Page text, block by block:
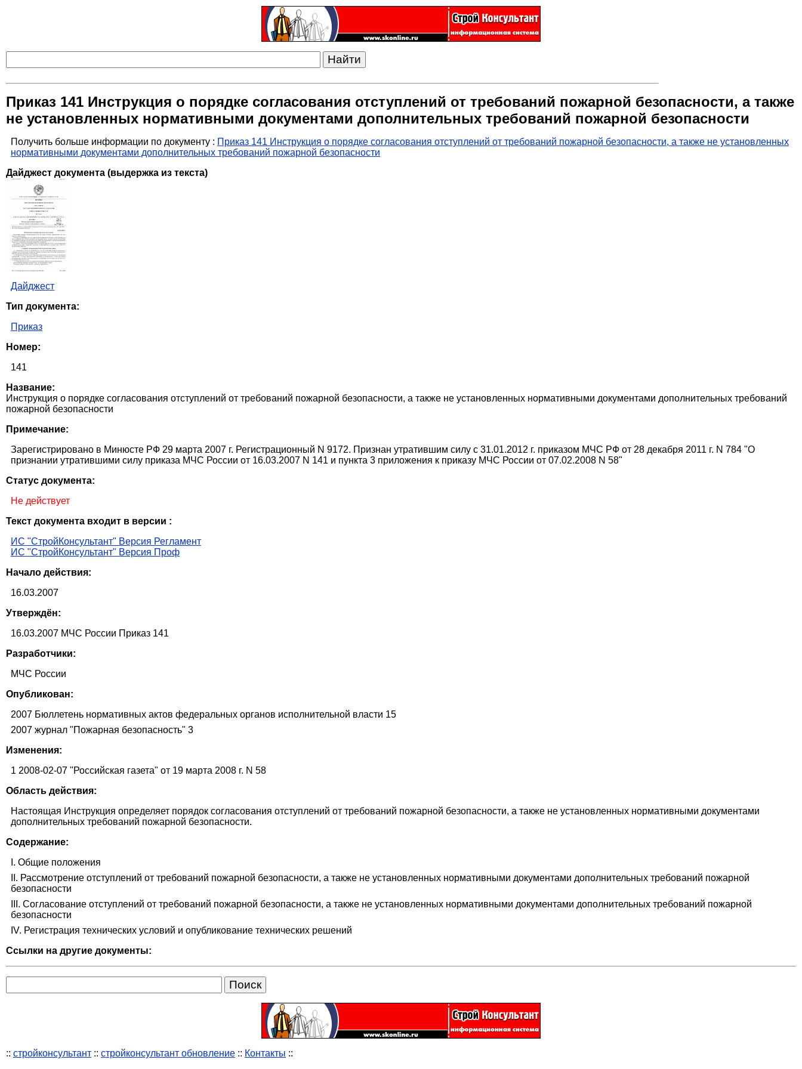
Приказ 141 Инструкция о порядке согласования отступлений от требований пожарной безопасности, а также
не установленных нормативными документами дополнительных требований пожарной безопасности
Получить больше информации по документу : Приказ 141 Инструкция о порядке согласования отступлений от требований пожарной безопасности, а также не установленных
нормативными документами дополнительных требований пожарной безопасности
Дайджест документа (выдержка из текста)
Дайджест
Тип документа:
Приказ
Номер:
141
Название:
Инструкция о порядке согласования отступлений от требований пожарной безопасности, а также не установленных нормативными документами дополнительных требований
пожарной безопасности
Примечание:
Зарегистрировано в Минюсте РФ 29 марта 2007 г. Регистрационный N 9172. Признан утратившим силу с 31.01.2012 г. приказом МЧС РФ от 28 декабря 2011 г. N 784 "О
признании утратившими силу приказа МЧС России от 16.03.2007 N 141 и пункта 3 приложения к приказу МЧС России от 07.02.2008 N 58"
Статус документа:
Не действует
Текст документа входит в версии :
ИС "СтройКонсультант" Версия Регламент
ИС "СтройКонсультант" Версия Проф
Начало действия:
16.03.2007
Утверждён:
16.03.2007 МЧС России Приказ 141
Разработчики:
МЧС России
Опубликован:
2007 Бюллетень нормативных актов федеральных органов исполнительной власти 15
2007 журнал "Пожарная безопасность" 3
Изменения:
1 2008-02-07 "Российская газета" от 19 марта 2008 г. N 58
Область действия:
Настоящая Инструкция определяет порядок согласования отступлений от требований пожарной безопасности, а также не установленных нормативными документами
дополнительных требований пожарной безопасности.
Содержание:
I. Общие положения
II. Рассмотрение отступлений от требований пожарной безопасности, а также не установленных нормативными документами дополнительных требований пожарной
безопасности
III. Согласование отступлений от требований пожарной безопасности, а также не установленных нормативными документами дополнительных требований пожарной
безопасности
IV. Регистрация технических условий и опубликование технических решений
Ссылки на другие документы:
:: стройконсультант :: стройконсультант обновление :: Контакты ::